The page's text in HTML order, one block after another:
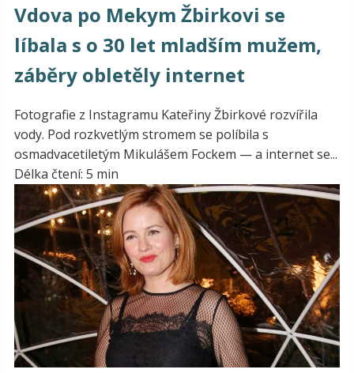
Vdova po Mekym Žbirkovi se
líbala s o 30 let mladším mužem,
záběry obletěly internet
Fotografie z Instagramu Kateřiny Žbirkové rozvířila
vody. Pod rozkvetlým stromem se políbila s
osmadvacetiletým Mikulášem Fockem — a internet se...
Délka čtení: 5 min